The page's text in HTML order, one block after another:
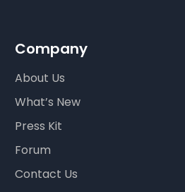
Company
About Us
What’s New
Press Kit
Forum
Contact Us